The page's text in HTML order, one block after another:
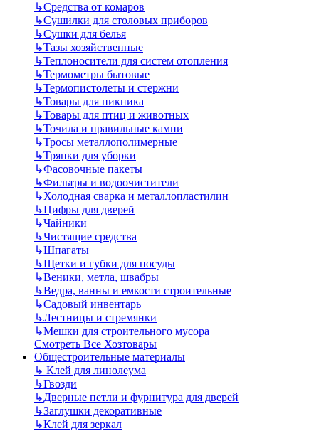
↳Средства от комаров
↳Сушилки для столовых приборов
↳Сушки для белья
↳Тазы хозяйственные
↳Теплоносители для систем отопления
↳Термометры бытовые
↳Термопистолеты и стержни
↳Товары для пикника
↳Товары для птиц и животных
↳Точила и правильные камни
↳Тросы металлополимерные
↳Тряпки для уборки
↳Фасовочные пакеты
↳Фильтры и водоочистители
↳Холодная сварка и металлопластилин
↳Цифры для дверей
↳Чайники
↳Чистящие средства
↳Шпагаты
↳Щетки и губки для посуды
↳Веники, метла, швабры
↳Ведра, ванны и емкости строительные
↳Садовый инвентарь
↳Лестницы и стремянки
↳Мешки для строительного мусора
Смотреть Все Хозтовары
Общестроительные материалы
↳ Клей для линолеума
↳Гвозди
↳Дверные петли и фурнитура для дверей
↳Заглушки декоративные
↳Клей для зеркал